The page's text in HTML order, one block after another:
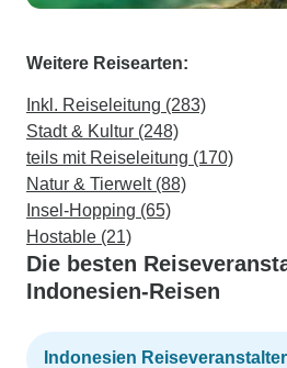
Weitere Reisearten:
Inkl. Reiseleitung (283)
Stadt & Kultur (248)
teils mit Reiseleitung (170)
Natur & Tierwelt (88)
Insel-Hopping (65)
Hostable (21)
Die besten
Indonesien-Reisen
Indonesien